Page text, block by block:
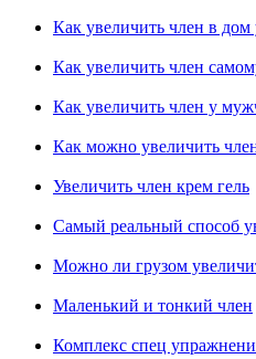
Как увеличить член в дом
Как увеличить член
Как увеличить член у
Как можно увеличить
Увеличить член крем гель
Самый реальный способ
Можно ли грузом
Маленький и тонкий член
Комплекс спец